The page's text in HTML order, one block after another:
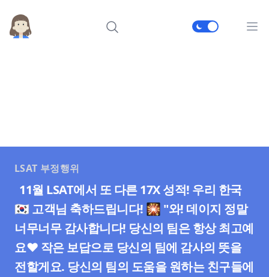
메
LSAT 부정행위
11월 LSAT에서 또 다른 17X 성적! 우리 한국
🇰🇷 고객님 축하드립니다! 🎇 "와! 데이지 정말
너무너무 감사합니다! 당신의 팀은 항상 최고예
요❤️ 작은 보답으로 당신의 팀에 감사의 뜻을
전할게요. 당신의 팀의 도움을 원하는 친구들에